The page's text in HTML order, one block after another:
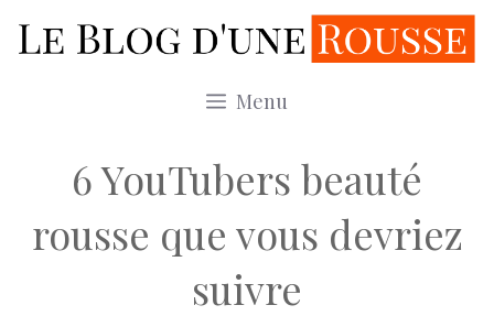
au
Menu
6 YouTubers beauté
rousse que vous devriez
suivre